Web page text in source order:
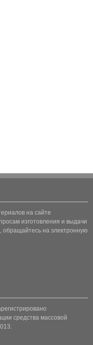
на сайте
изготовления и выдачи
обращайтесь на электронную
средства массовой